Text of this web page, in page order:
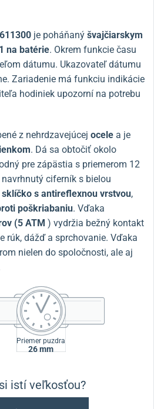
je poháňaný švajčiarskym
na batérie. Okrem funkcie času
dátumu. Ukazovateľ dátumu
Zariadenie má funkciu indikácie
hodiniek upozorní na potrebu
z nehrdzavejúcej ocele a je
. Dá sa obtočiť okolo
pre zápästia s priemerom 12
ciferník s bielou
s antireflexnou vrstvou,
poškriabaniu. Vďaka
(5 ATM ) vydržia bežný kontakt
rúk, dážď a sprchovanie. Vďaka
nielen do spoločnosti, ale aj
Priemer puzdra
26 mm
istí veľkosťou?